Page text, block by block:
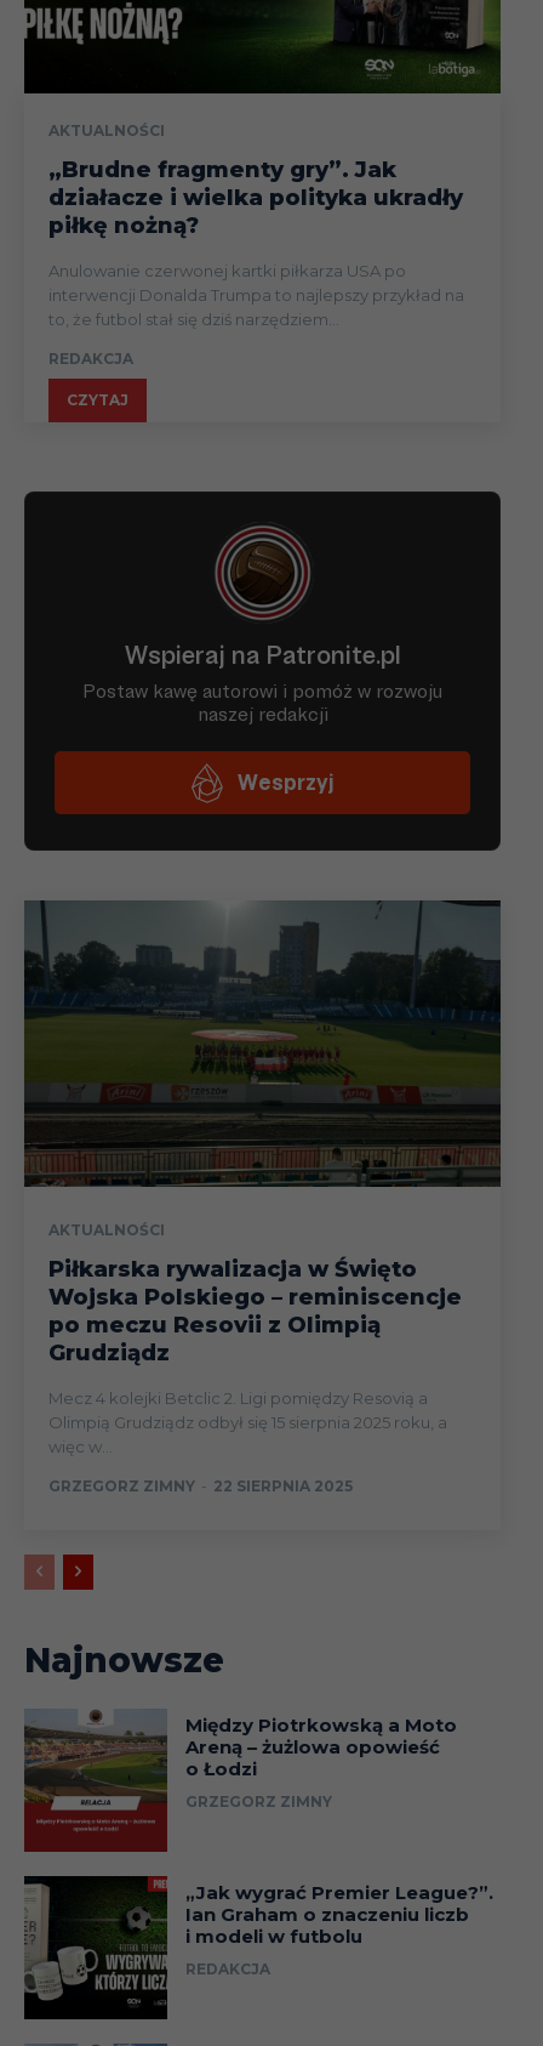
AKTUALNOŚCI
„Brudne fragmenty gry”. Jak
działacze i wielka polityka ukradły
piłkę nożną?
Anulowanie czerwonej kartki piłkarza USA po
interwencji Donalda Trumpa to najlepszy przykład na
to, że futbol stał się dziś narzędziem...
REDAKCJA
CZYTAJ
AKTUALNOŚCI
Piłkarska rywalizacja w Święto
Wojska Polskiego – reminiscencje
po meczu Resovii z Olimpią
Grudziądz
Mecz 4 kolejki Betclic 2. Ligi pomiędzy Resovią a
Olimpią Grudziądz odbył się 15 sierpnia 2025 roku, a
więc w...
GRZEGORZ ZIMNY - 22 SIERPNIA 2025
Najnowsze
Między Piotrkowską a Moto
Areną – żużlowa opowieść
o Łodzi
GRZEGORZ ZIMNY
„Jak wygrać Premier League?”.
Ian Graham o znaczeniu liczb
i modeli w futbolu
REDAKCJA